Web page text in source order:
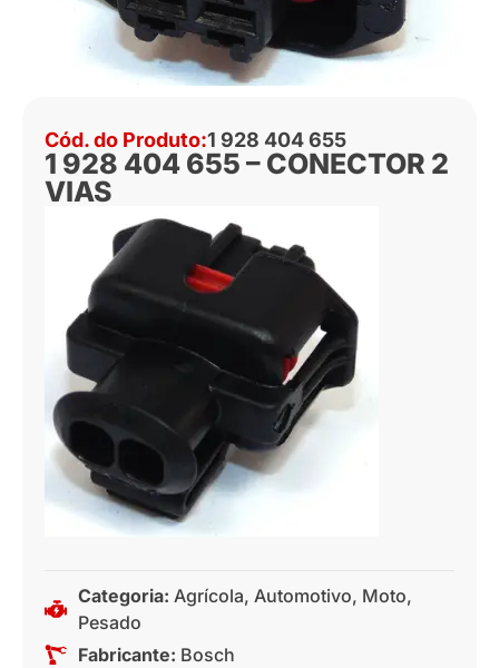
Cód. do Produto:1 928 404 655
1 928 404 655 – CONECTOR 2
VIAS
Categoria: Agrícola, Automotivo, Moto,
Pesado
Fabricante: Bosch